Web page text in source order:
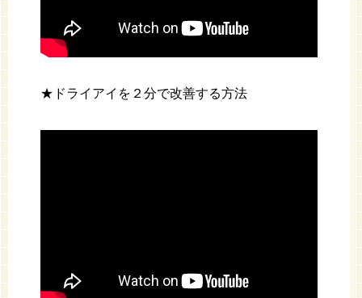
★ドライアイを２分で改善する方法